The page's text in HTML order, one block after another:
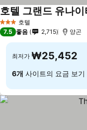
3 성급 호텔
호텔 그랜드 유나
7.5 좋음 2,715 양곤
최저가 ₩25,452
6개 사이트의 요금 보기